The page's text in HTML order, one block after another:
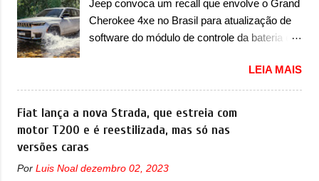
anos ganhava uma nova geração feita do
zero, apelidada de "Bolinha" por suas formas
arredondadas. Além do Gol, outro
Era o Pointer, versão hatchback do Logus
que chegava depois de um ano de atraso. A
invasão de 1994 foi marcava pelos
franceses, alemães, japoneses e coreanos
nosso mercado. Os importados que mais se
Jeep convoca um recall que envolve o Grand
Cherokee 4xe no Brasil para atualização de
software do módulo de controle da bateria e
Jeep convocou no dia 10 de outubro de 2025
um chamado que envolve os proprietários do
Grand Cherokee 4xe, em sua versão única
Limited, com unidades de ano/modelo 2023 e
concessionária mais próxima para a solução
LEIA MAIS
Fiat lança a nova Strada, que estreia com
motor T200 e é reestilizada, mas só nas
versões caras
Por Luis Noal dezembro 02, 2023